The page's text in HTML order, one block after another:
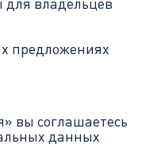
предложениях
вы соглашаетесь
данных